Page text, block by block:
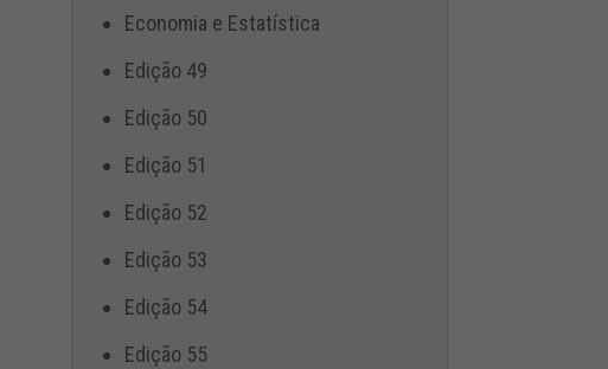
Economia e Estatística
Edição 49
Edição 50
Edição 51
Edição 52
Edição 53
Edição 54
Edição 55